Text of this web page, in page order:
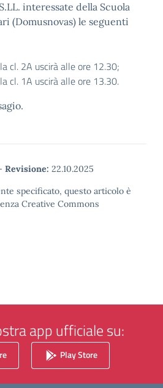
interessate della Scuola
(Domusnovas) le seguenti
cl. 2A uscirà alle ore 12.30;
cl. 1A uscirà alle ore 13.30.
Revisione: 22.10.2025
specificato, questo articolo è
Creative Commons
app ufficiale su:
Play Store